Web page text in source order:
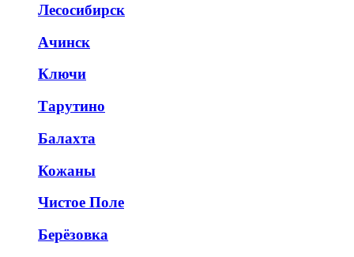
Лесосибирск
Ачинск
Ключи
Тарутино
Балахта
Кожаны
Чистое Поле
Берёзовка